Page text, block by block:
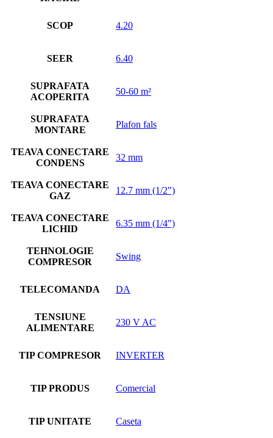
SCOP 4.20
SEER 6.40
SUPRAFATA
ACOPERITA
50-60 m²
SUPRAFATA
MONTARE
Plafon fals
TEAVA CONECTARE
CONDENS
32 mm
TEAVA CONECTARE
GAZ
12.7 mm (1/2")
TEAVA CONECTARE
LICHID
6.35 mm (1/4")
TEHNOLOGIE
COMPRESOR
Swing
TELECOMANDA DA
TENSIUNE
ALIMENTARE
230 V AC
TIP COMPRESOR INVERTER
TIP PRODUS Comercial
TIP UNITATE Caseta